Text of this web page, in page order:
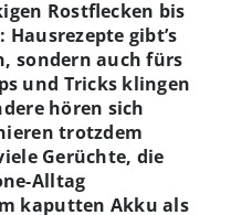
Rostflecken bis
gibt’s
sondern auch fürs
und Tricks klingen
hören sich
trotzdem
Gerüchte, die
Alltag
kaputten Akku als